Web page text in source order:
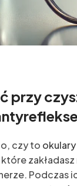
przy
czy to
zakładasz
Podczas